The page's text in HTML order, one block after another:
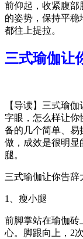
前仰起，收紧腹部
的姿势，保持平稳
都往上提拉。
三式瑜伽让
【导读】三式瑜
字眼，怎么样让你
备的几个简单、易
做，成效是很明显
腿。
三式瑜伽让你告辞
1、瘦小腿
前脚掌站在瑜伽砖
心。脚跟向上，2